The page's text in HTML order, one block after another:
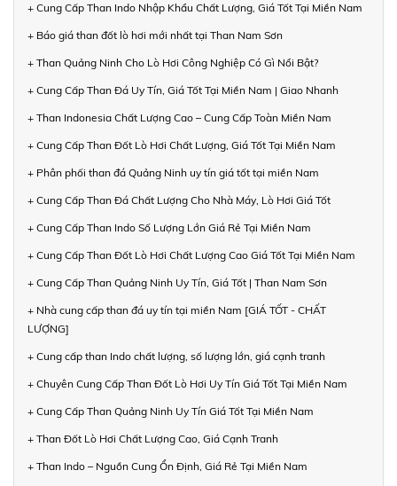
+ Cung Cấp Than Indo Nhập Khẩu Chất Lượng, Giá Tốt Tại Miền Nam
+ Báo giá than đốt lò hơi mới nhất tại Than Nam Sơn
+ Than Quảng Ninh Cho Lò Hơi Công Nghiệp Có Gì Nổi Bật?
+ Cung Cấp Than Đá Uy Tín, Giá Tốt Tại Miền Nam | Giao Nhanh
+ Than Indonesia Chất Lượng Cao – Cung Cấp Toàn Miền Nam
+ Cung Cấp Than Đốt Lò Hơi Chất Lượng, Giá Tốt Tại Miền Nam
+ Phân phối than đá Quảng Ninh uy tín giá tốt tại miền Nam
+ Cung Cấp Than Đá Chất Lượng Cho Nhà Máy, Lò Hơi Giá Tốt
+ Cung Cấp Than Indo Số Lượng Lớn Giá Rẻ Tại Miền Nam
+ Cung Cấp Than Đốt Lò Hơi Chất Lượng Cao Giá Tốt Tại Miền Nam
+ Cung Cấp Than Quảng Ninh Uy Tín, Giá Tốt | Than Nam Sơn
+ Nhà cung cấp than đá uy tín tại miền Nam [GIÁ TỐT - CHẤT
LƯỢNG]
+ Cung cấp than Indo chất lượng, số lượng lớn, giá cạnh tranh
+ Chuyên Cung Cấp Than Đốt Lò Hơi Uy Tín Giá Tốt Tại Miền Nam
+ Cung Cấp Than Quảng Ninh Uy Tín Giá Tốt Tại Miền Nam
+ Than Đốt Lò Hơi Chất Lượng Cao, Giá Cạnh Tranh
+ Than Indo – Nguồn Cung Ổn Định, Giá Rẻ Tại Miền Nam